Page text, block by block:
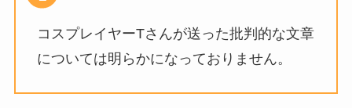
コスプレイヤーTさんが送った批判的な文章
については明らかになっておりません。